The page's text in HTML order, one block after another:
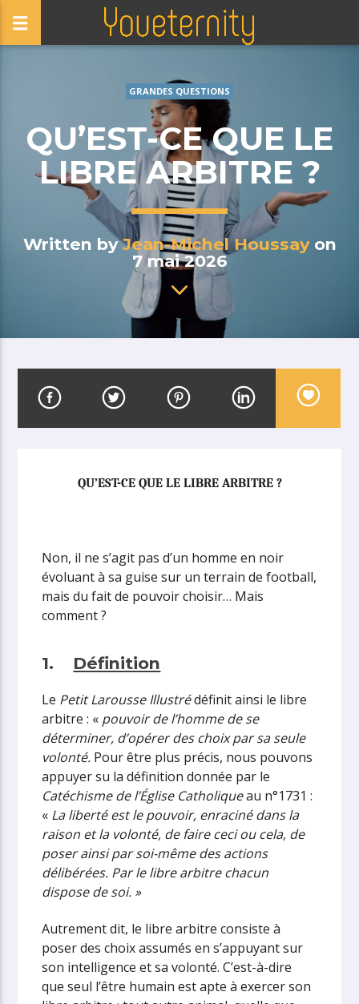
GRANDES QUESTIONS
QU’EST-CE QUE LE
LIBRE ARBITRE ?
Written byJean-Michel Houssayon
7 mai 2026
QU’EST-CE QUE LE LIBRE ARBITRE ?
Non, il ne s’agit pas d’un homme en noir
évoluant à sa guise sur un terrain de football,
mais du fait de pouvoir choisir… Mais
comment ?
1. Définition
Le Petit Larousse Illustrédéfinit ainsi le libre
arbitre : « pouvoir de l’homme de se
déterminer, d’opérer des choix par sa seule
volonté. Pour être plus précis, nous pouvons
appuyer su la définition donnée par le
Catéchisme de l’Église Catholiqueau n°1731 :
« La liberté est le pouvoir, enraciné dans la
raison et la volonté, de faire ceci ou cela, de
poser ainsi par soi-même des actions
délibérées. Par le libre arbitre chacun
dispose de soi. »
Autrement dit, le libre arbitre consiste à
poser des choix assumés en s’appuyant sur
son intelligence et sa volonté. C’est-à-dire
que seul l’être humain est apte à exercer son